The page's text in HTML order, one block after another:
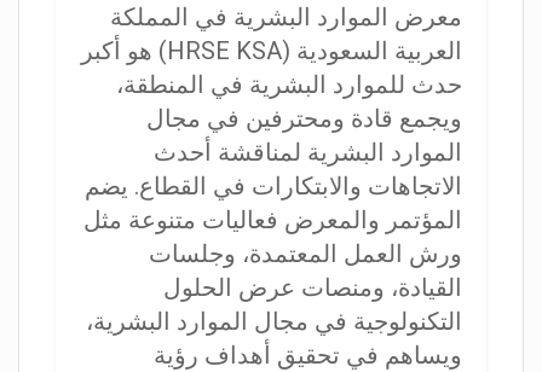
معرض الموارد البشرية في المملكة
العربية السعودية (HRSE KSA) هو أكبر
حدث للموارد البشرية في المنطقة،
ويجمع قادة ومحترفين في مجال
الموارد البشرية لمناقشة أحدث
الاتجاهات والابتكارات في القطاع. يضم
المؤتمر والمعرض فعاليات متنوعة مثل
ورش العمل المعتمدة، وجلسات
القيادة، ومنصات عرض الحلول
التكنولوجية في مجال الموارد البشرية،
ويساهم في تحقيق أهداف رؤية